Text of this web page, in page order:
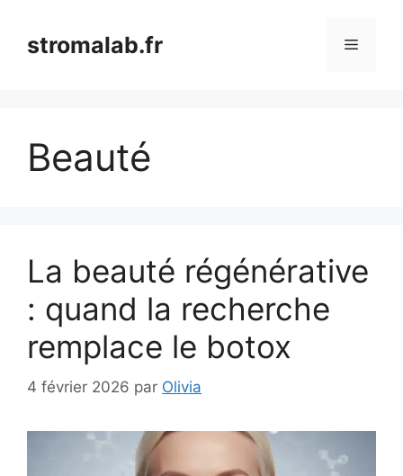
contenustromalab.fr Menu
Beauté
La beauté régénérative
: quand la recherche
remplace le botox
4 février 2026 par Olivia